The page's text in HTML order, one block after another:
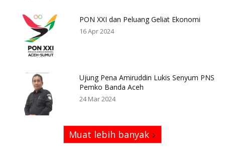
PON XXI dan Peluang Geliat Ekonomi
16 Apr 2024
Ujung Pena Amiruddin Lukis Senyum PNS
Pemko Banda Aceh
24 Mar 2024
Muat lebih banyak